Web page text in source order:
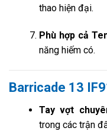
thao hiện đại.
Phù hợp cả
năng hiếm có.
Barricade 13
Tay vợt
trong các trận